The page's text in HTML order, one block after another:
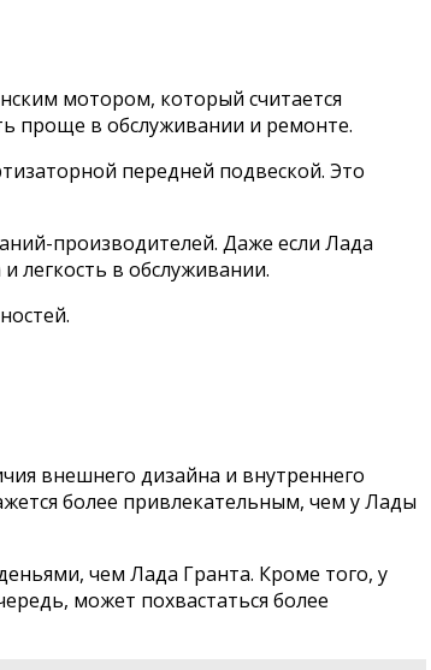
мотором, который считается
проще в обслуживании и ремонте.
передней подвеской. Это
производителей. Даже если Лада
легкость в обслуживании.
внешнего дизайна и внутреннего
более привлекательным, чем у Лады
чем Лада Гранта. Кроме того, у
может похвастаться более